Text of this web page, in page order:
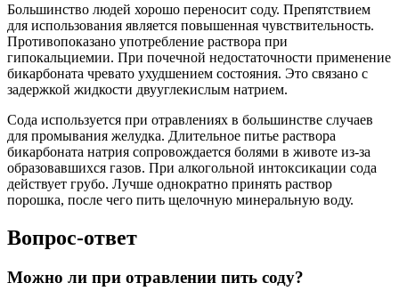
Большинство людей хорошо переносит соду. Препятствием
для использования является повышенная чувствительность.
Противопоказано употребление раствора при
гипокальциемии. При почечной недостаточности применение
бикарбоната чревато ухудшением состояния. Это связано с
задержкой жидкости двууглекислым натрием.
Сода используется при отравлениях в большинстве случаев
для промывания желудка. Длительное питье раствора
бикарбоната натрия сопровождается болями в животе из-за
образовавшихся газов. При алкогольной интоксикации сода
действует грубо. Лучше однократно принять раствор
порошка, после чего пить щелочную минеральную воду.
Вопрос-ответ
Можно ли при отравлении пить соду?